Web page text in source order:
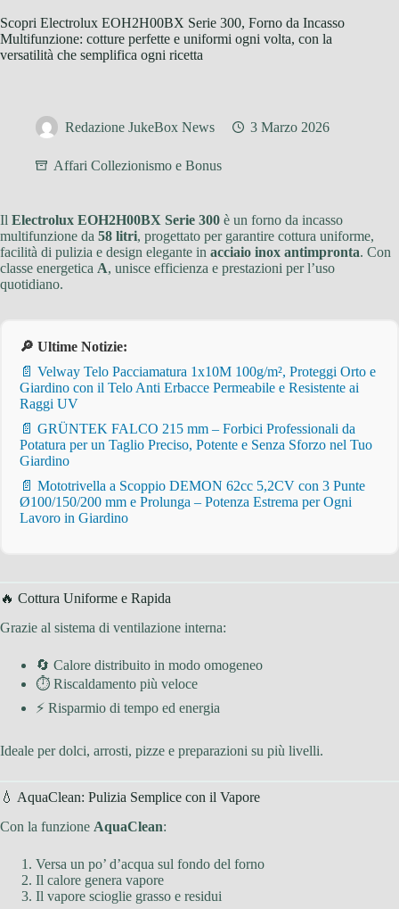
Scopri Electrolux EOH2H00BX Serie 300, Forno da Incasso
Multifunzione: cotture perfette e uniformi ogni volta, con la
versatilità che semplifica ogni ricetta
Redazione JukeBox News 3 Marzo 2026
Affari Collezionismo e Bonus
Il Electrolux EOH2H00BX Serie 300 è un forno da incasso
multifunzione da 58 litri, progettato per garantire cottura uniforme,
facilità di pulizia e design elegante in acciaio inox antimpronta. Con
classe energetica A, unisce efficienza e prestazioni per l’uso
quotidiano.
🔎 Ultime Notizie:
📄 Velway Telo Pacciamatura 1x10M 100g/m², Proteggi Orto e
Giardino con il Telo Anti Erbacce Permeabile e Resistente ai
Raggi UV
📄 GRÜNTEK FALCO 215 mm – Forbici Professionali da
Potatura per un Taglio Preciso, Potente e Senza Sforzo nel Tuo
Giardino
📄 Mototrivella a Scoppio DEMON 62cc 5,2CV con 3 Punte
Ø100/150/200 mm e Prolunga – Potenza Estrema per Ogni
Lavoro in Giardino
🔥 Cottura Uniforme e Rapida
Grazie al sistema di ventilazione interna:
🔄 Calore distribuito in modo omogeneo
⏱ Riscaldamento più veloce
⚡ Risparmio di tempo ed energia
Ideale per dolci, arrosti, pizze e preparazioni su più livelli.
💧 AquaClean: Pulizia Semplice con il Vapore
Con la funzione AquaClean:
Versa un po’ d’acqua sul fondo del forno
Il calore genera vapore
Il vapore scioglie grasso e residui